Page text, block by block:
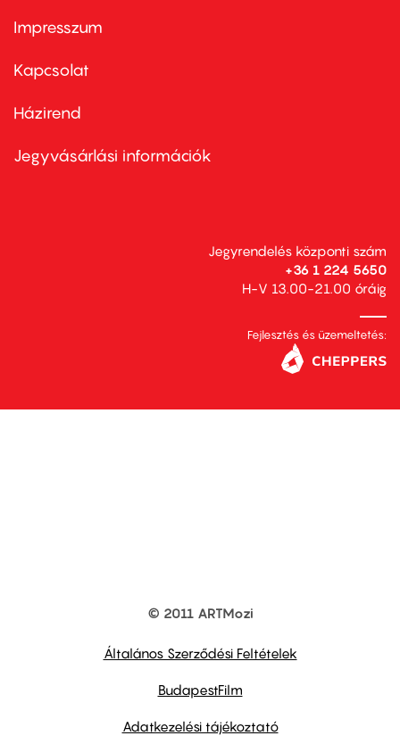
Footer
first
Impresszum
Kapcsolat
Footer
second
Házirend
Jegyvásárlási információk
Jegyrendelés központi szám
+36 1 224 5650
H-V 13.00-21.00 óráig
Fejlesztés és üzemeltetés:
© 2011 ARTMozi
Általános Szerződési Feltételek
BudapestFilm
Adatkezelési tájékoztató